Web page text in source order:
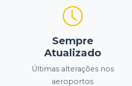
Sempre
Atualizado
Últimas alterações nos
aeroportos